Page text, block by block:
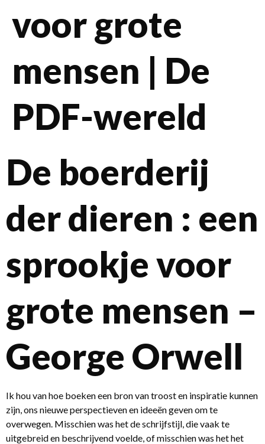
voor grote
mensen | De
PDF-wereld
De boerderij
der dieren : een
sprookje voor
grote mensen –
George Orwell
Ik hou van hoe boeken een bron van troost en inspiratie kunnen
zijn, ons nieuwe perspectieven en ideeën geven om te
overwegen. Misschien was het de schrijfstijl, die vaak te
uitgebreid en beschrijvend voelde, of misschien was het het